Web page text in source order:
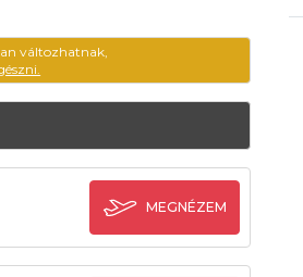
változhatnak,
MEGNÉZEM